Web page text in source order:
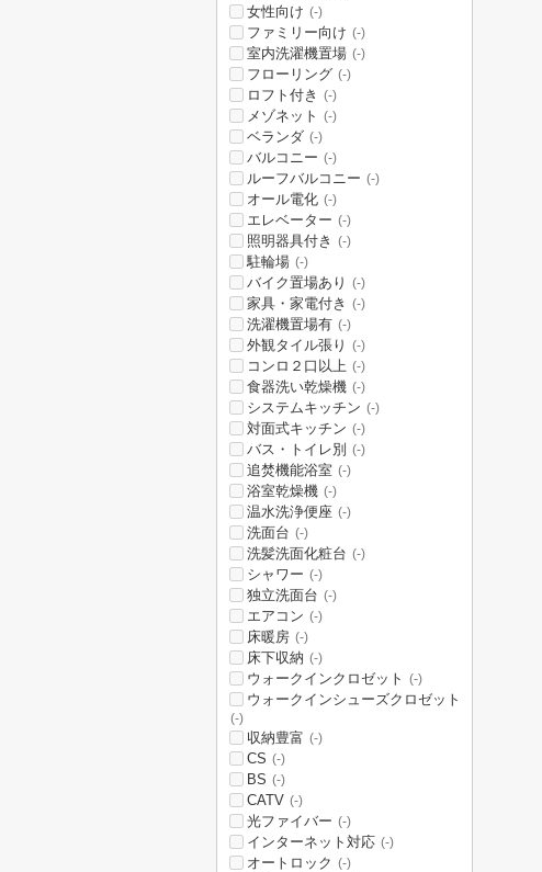
女性向け (-)
ファミリー向け (-)
室内洗濯機置場 (-)
フローリング (-)
ロフト付き (-)
メゾネット (-)
ベランダ (-)
バルコニー (-)
ルーフバルコニー (-)
オール電化 (-)
エレベーター (-)
照明器具付き (-)
駐輪場 (-)
バイク置場あり (-)
家具・家電付き (-)
洗濯機置場有 (-)
外観タイル張り (-)
コンロ２口以上 (-)
食器洗い乾燥機 (-)
システムキッチン (-)
対面式キッチン (-)
バス・トイレ別 (-)
追焚機能浴室 (-)
浴室乾燥機 (-)
温水洗浄便座 (-)
洗面台 (-)
洗髪洗面化粧台 (-)
シャワー (-)
独立洗面台 (-)
エアコン (-)
床暖房 (-)
床下収納 (-)
ウォークインクロゼット (-)
ウォークインシューズクロゼット
(-)
収納豊富 (-)
CS (-)
BS (-)
CATV (-)
光ファイバー (-)
インターネット対応 (-)
オートロック (-)